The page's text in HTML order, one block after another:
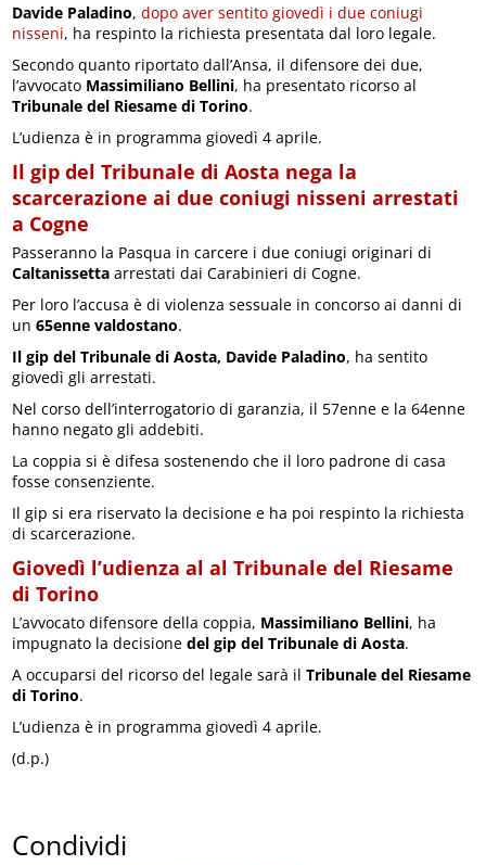
Davide Paladino,dopo aver sentito giovedì i due coniugi
nisseni, ha respinto la richiesta presentata dal loro legale.
Secondo quanto riportato dall’Ansa, il difensore dei due,
l’avvocato Massimiliano Bellini, ha presentato ricorso al
Tribunale del Riesame di Torino.
L’udienza è in programma giovedì 4 aprile.
Il gip del Tribunale di Aosta nega la
scarcerazione ai due coniugi nisseni arrestati
a Cogne
Passeranno la Pasqua in carcere i due coniugi originari di
Caltanissetta arrestati dai Carabinieri di Cogne.
Per loro l’accusa è di violenza sessuale in concorso ai danni di
un65enne valdostano.
Il gip del Tribunale di Aosta, Davide Paladino, ha sentito
giovedì gli arrestati.
Nel corso dell’interrogatorio di garanzia, il 57enne e la 64enne
hanno negato gli addebiti.
La coppia si è difesa sostenendo che il loro padrone di casa
fosse consenziente.
Il gip si era riservato la decisione e ha poi respinto la richiesta
di scarcerazione.
Giovedì l’udienza al al Tribunale del Riesame
di Torino
L’avvocato difensore della coppia, Massimiliano Bellini, ha
impugnato la decisionedel gip del Tribunale di Aosta.
A occuparsi del ricorso del legale sarà ilTribunale del Riesame
di Torino.
L’udienza è in programma giovedì 4 aprile.
(d.p.)
Condividi